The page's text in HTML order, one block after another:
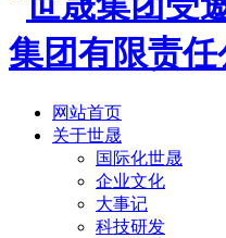
网站首页
关于世晟
国际化世晟
企业文化
大事记
科技研发